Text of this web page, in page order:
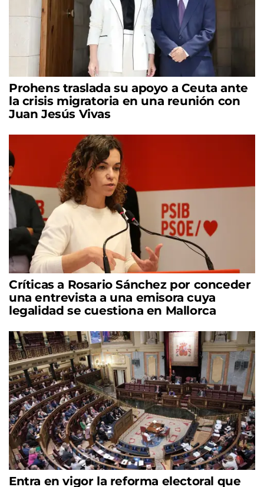
Prohens traslada su apoyo a Ceuta ante
la crisis migratoria en una reunión con
Juan Jesús Vivas
Críticas a Rosario Sánchez por conceder
una entrevista a una emisora cuya
legalidad se cuestiona en Mallorca
Entra en vigor la reforma electoral que